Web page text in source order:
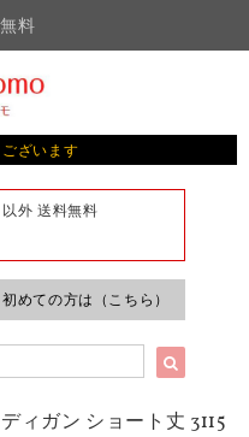
料
ざいます
外 送料無料
めての方は（こちら）
ィガン ショート丈 3115